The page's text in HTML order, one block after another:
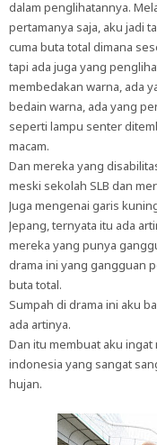
dalam penglihatannya.
pertamanya saja, aku jadi
cuma buta total dimana
tapi ada juga yang
membedakan warna, ada
bedain warna, ada yang
seperti lampu senter
macam.
Dan mereka yang
meski sekolah SLB dan
Juga mengenai garis
Jepang, ternyata itu ada
mereka yang punya
drama ini yang gangguan
buta total.
Sumpah di drama ini aku
ada artinya.
Dan itu membuat aku
indonesia yang sangat
hujan.